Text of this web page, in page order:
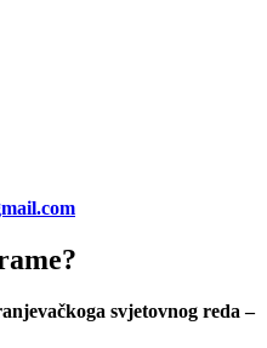
svjetovnog reda –